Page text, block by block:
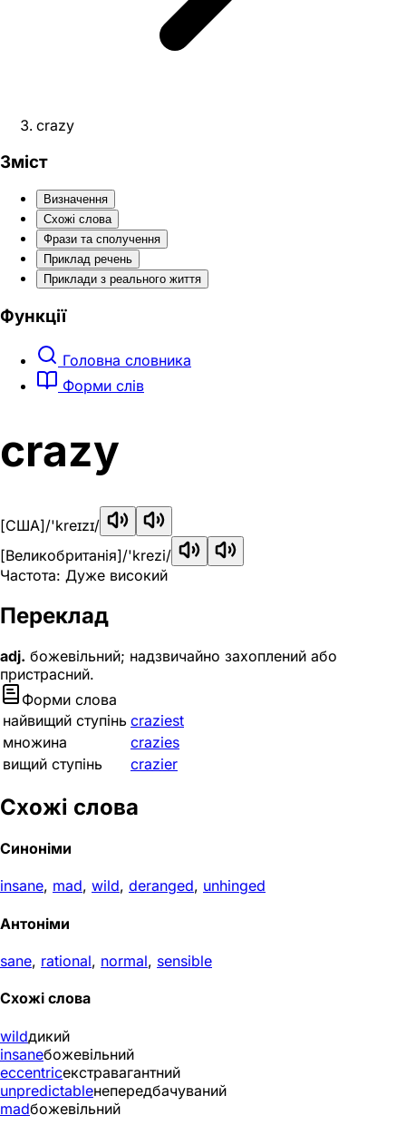
crazy
Зміст
Визначення
Схожі слова
Фрази та сполучення
Приклад речень
Приклади з реального життя
Функції
Головна словника
Форми слів
crazy
[США]/'kreɪzɪ/
[Великобританія]/'krezi/
Частота: Дуже високий
Переклад
adj. божевільний; надзвичайно захоплений або
пристрасний.
Форми слова
найвищий ступінь craziest
множина
crazies
вищий ступінь
crazier
Схожі слова
Синоніми
insane, mad, wild, deranged, unhinged
Антоніми
sane, rational, normal, sensible
Схожі слова
wildдикий
insaneбожевільний
eccentricекстравагантний
unpredictableнепередбачуваний
madбожевільний